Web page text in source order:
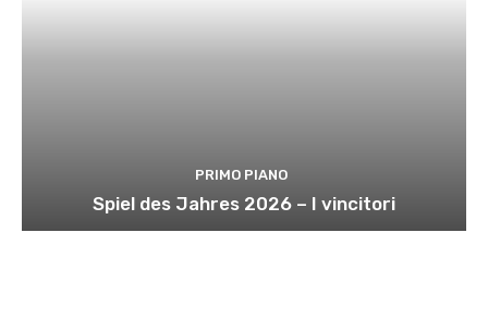
PRIMO PIANO
Spiel des Jahres 2026 – I vincitori